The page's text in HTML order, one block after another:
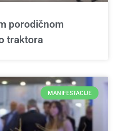
porodičnom
traktora
MANIFESTACIJE